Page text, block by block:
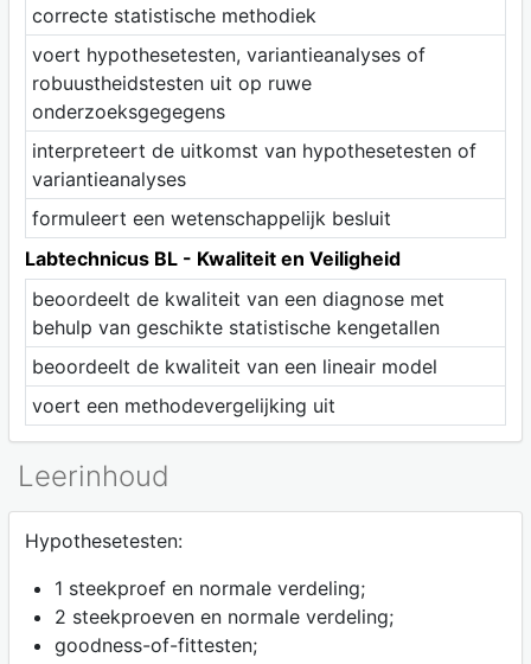
correcte statistische methodiek
voert hypothesetesten, variantieanalyses of
robuustheidstesten uit op ruwe
onderzoeksgegegens
interpreteert de uitkomst van hypothesetesten of
variantieanalyses
formuleert een wetenschappelijk besluit
Labtechnicus BL - Kwaliteit en Veiligheid
beoordeelt de kwaliteit van een diagnose met
behulp van geschikte statistische kengetallen
beoordeelt de kwaliteit van een lineair model
voert een methodevergelijking uit
Leerinhoud
Hypothesetesten:
1 steekproef en normale verdeling;
2 steekproeven en normale verdeling;
goodness-of-fittesten;